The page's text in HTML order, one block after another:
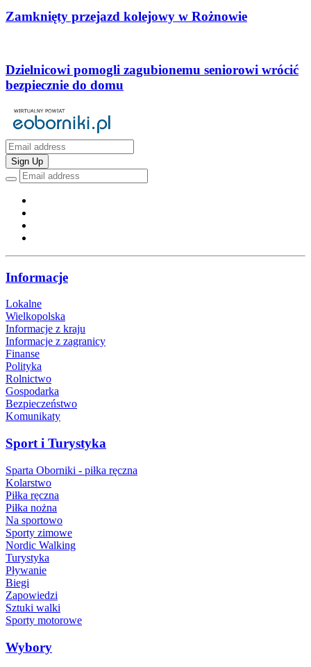
Zamknięty przejazd kolejowy w Rożnowie
Dzielnicowi pomogli zagubionemu seniorowi wrócić
bezpiecznie do domu
Sign Up
Informacje
Lokalne
Wielkopolska
Informacje z kraju
Informacje z zagranicy
Finanse
Polityka
Rolnictwo
Gospodarka
Bezpieczeństwo
Komunikaty
Sport i Turystyka
Sparta Oborniki - piłka ręczna
Kolarstwo
Piłka ręczna
Piłka nożna
Na sportowo
Sporty zimowe
Nordic Walking
Turystyka
Pływanie
Biegi
Zapowiedzi
Sztuki walki
Sporty motorowe
Wybory